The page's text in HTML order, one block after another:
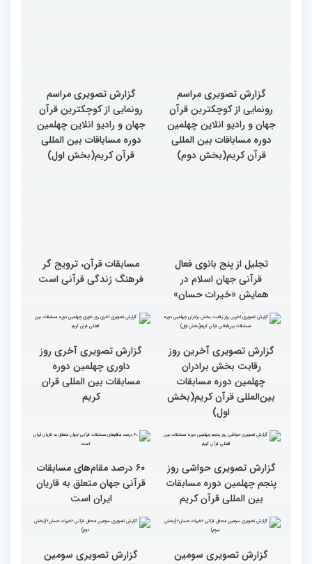
گزارش تصویری مراسم
رونمایی از کوچکترین قرآن
جهان و رادیو انلاین چهلمین
دوره مساباقات بین المللی
قرآن کریم(بخش دوم)
گزارش تصویری مراسم
رونمایی از کوچکترین قرآن
جهان و رادیو انلاین چهلمین
دوره مساباقات بین المللی
قرآن کریم(بخش اول)
تجلیل از پنج بانوی فعال
قرآنی جهان اسلام در
همایش «خیرات حسان»
مسابقات قرآن، ترویج گر
فرهنگ زندگی قرآنی است
گزارش تصویری آخرین روز
رقابت بخش برادران
چهلمین دوره مسابقات
بین‌المللی قرآن کریم(بخش
اول)
گزارش تصویری آخری روز
مسابقات بین المللی قران
کریم